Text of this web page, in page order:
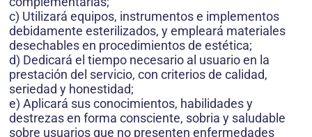
c) Utilizará equipos, instrumentos e implementos
debidamente esterilizados, y empleará materiales
desechables en procedimientos de estética;
d) Dedicará el tiempo necesario al usuario en la
prestación del servicio, con criterios de calidad,
seriedad y honestidad;
e) Aplicará sus conocimientos, habilidades y
destrezas en forma consciente, sobria y saludable
sobre usuarios que no presenten enfermedades